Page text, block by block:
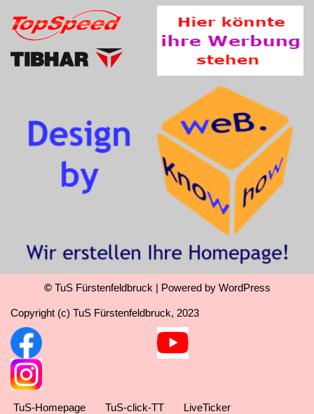
© TuS Fürstenfeldbruck | Powered by WordPress
Copyright (c) TuS Fürstenfeldbruck, 2023
TuS-Homepage TuS-click-TT LiveTicker